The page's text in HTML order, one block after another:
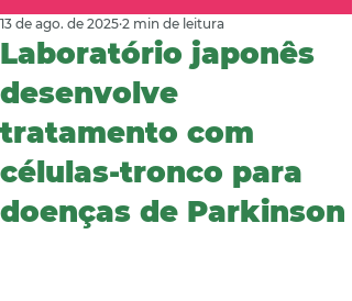
Laboratório japonês
desenvolve
tratamento com
células-tronco para
doenças de Parkinson
13 de ago. de 2025 2 min de leitura